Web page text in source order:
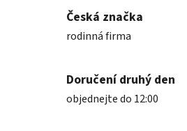
Česká značka
rodinná firma
Doručení druhý den
objednejte do 12:00